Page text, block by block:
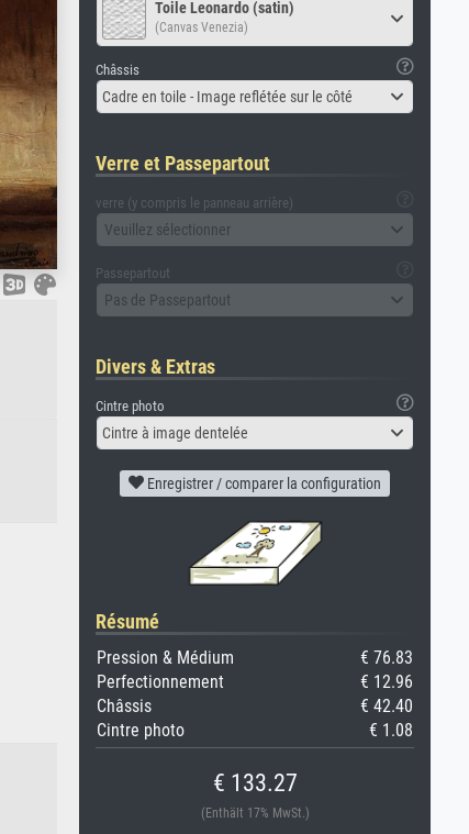
Toile Leonardo (satin)
(Canvas Venezia)
Châssis
Cadre en toile - Image reflétée sur le côté
Verre et Passepartout
verre (y compris le panneau arrière)
Veuillez sélectionner
Passepartout
Pas de Passepartout
Divers & Extras
Cintre photo
Cintre à image dentelée
Enregistrer / comparer la configuration
Résumé
Pression & Médium
€ 76.83
Perfectionnement
€ 12.96
Châssis
€ 42.40
Cintre photo
€ 1.08
€ 133.27
(Enthält 17% MwSt.)